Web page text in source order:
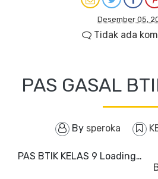
Desember 05,
Tidak ada
PAS GASAL
By speroka
PAS BTIK KELAS 9 Loading…